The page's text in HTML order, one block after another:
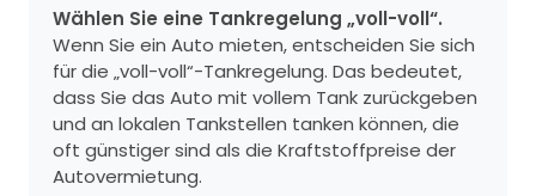
Wählen Sie eine Tankregelung „voll-voll“.
Wenn Sie ein Auto mieten, entscheiden Sie sich
für die „voll-voll“-Tankregelung. Das bedeutet,
dass Sie das Auto mit vollem Tank zurückgeben
und an lokalen Tankstellen tanken können, die
oft günstiger sind als die Kraftstoffpreise der
Autovermietung.